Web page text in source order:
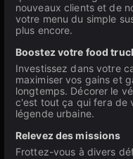
nouveaux clients et de
votre menu du simple
plus encore.
Boostez votre food
Investissez dans votre
maximiser vos gains et
longtemps. Décorer le
c'est tout ça qui fera de
légende urbaine.
Relevez des missions
Frottez-vous à divers